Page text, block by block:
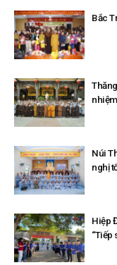
Bắc
Núi
nghị
Hiệp
“Tiếp